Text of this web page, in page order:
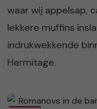
waar wij appelsap,
lekkere muffins
indrukwekkende
Hermitage.